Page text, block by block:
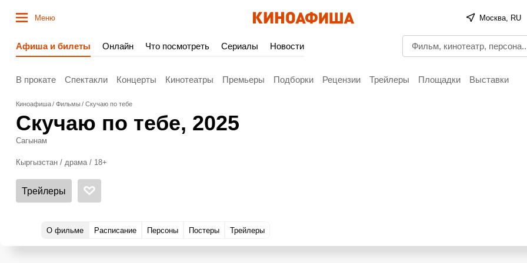
Меню Москва, RU
Афиша и билеты Онлайн Что посмотреть Сериалы Новости
В прокате Спектакли Концерты Кинотеатры Премьеры Подборки Рецензии Трейлеры Площадки Выставки
Киноафиша Фильмы Скучаю по тебе
Скучаю по тебе, 2025
Сагынам
Кыргызстан / драма / 18+
Трейлеры
О фильме Расписание Персоны Постеры Трейлеры